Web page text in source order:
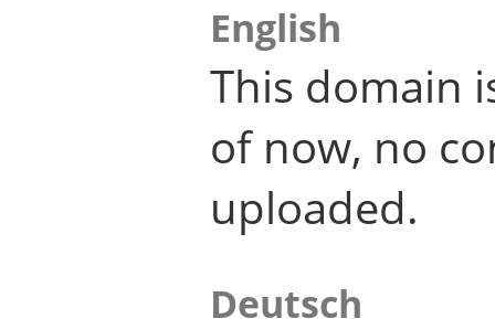
English
This domain
of now, no
uploaded.
Deutsch